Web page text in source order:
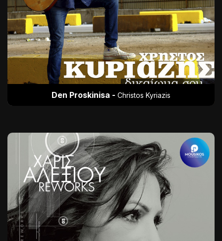
Den Proskinisa - Christos Kyriazis